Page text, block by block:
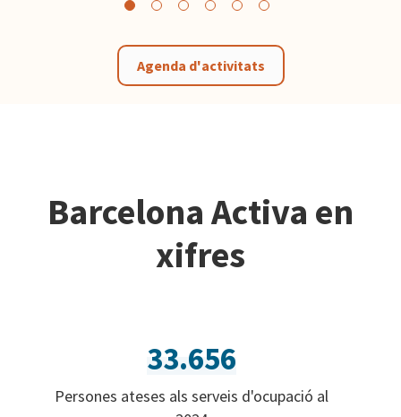
Agenda d'activitats
Barcelona Activa en
xifres
33.656
Persones ateses als serveis d'ocupació al